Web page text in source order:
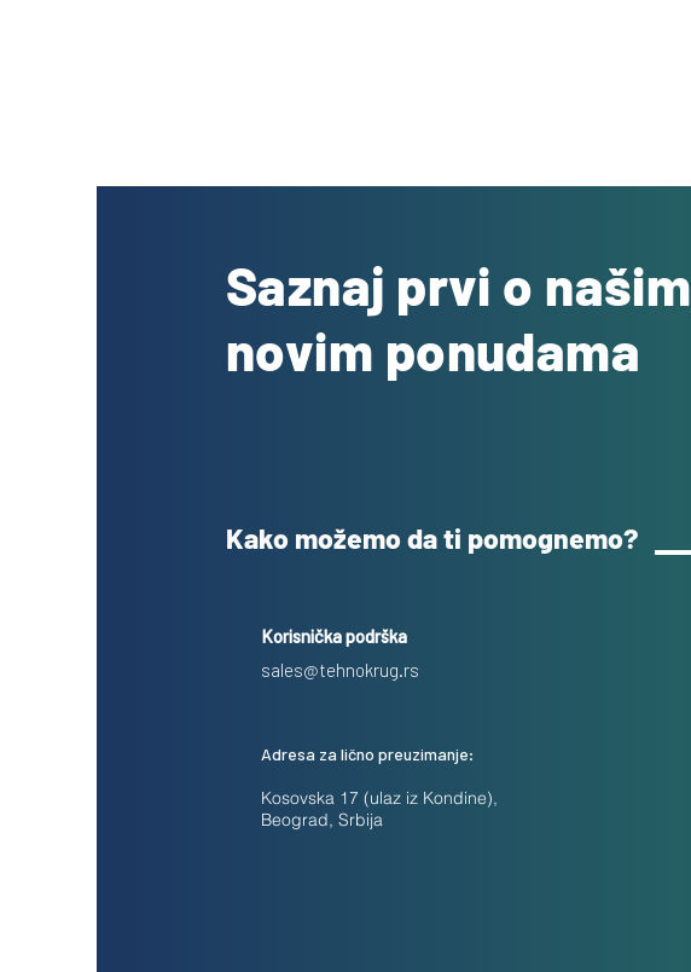
Saznaj prvi o našim
novim ponudama
Kako možemo da ti pomognemo?
Korisnička podrška
sales@tehnokrug.rs
Adresa za lično preuzimanje:
Kosovska 17 (ulaz iz Kondine),
Beograd, Srbija